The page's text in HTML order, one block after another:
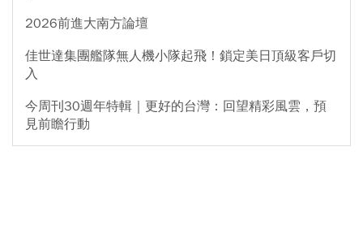
2026前進大南方論壇
佳世達集團艦隊無人機小隊起飛！鎖定美日頂級客戶切
入
今周刊30週年特輯｜更好的台灣：回望精彩風雲，預
見前瞻行動